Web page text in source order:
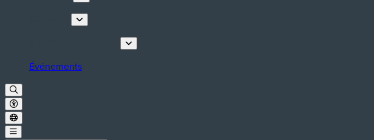
Événements